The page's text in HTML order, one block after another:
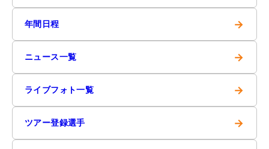
年間日程 →
ニュース一覧 →
ライブフォト一覧 →
ツアー登録選手 →